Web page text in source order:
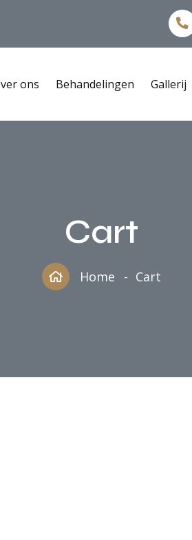
ons Behandelingen Gallerij
Cart
Home Cart